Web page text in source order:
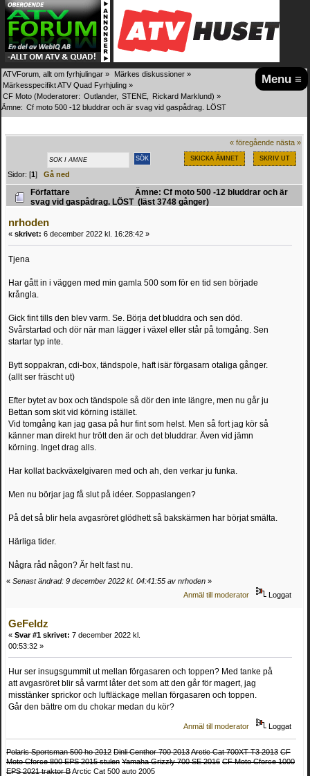
Menu ≡
ATVForum, allt om fyrhjulingar » Märkes diskussioner »
Märkesspecifikt ATV Quad Fyrhjuling »
CF Moto (Moderatorer: Outlander, STENE Rickard Marklund) »
Ämne: Cf moto 500 -12 bluddrar och är svag vid gaspådrag. LÖST
« föregående nästa »
SKICKA ÄMNET SKRIV UT
Sidor: [1]Gå ned
Författare
Ämne: Cf moto 500 -12 bluddrar och är
svag vid gaspådrag. LÖST (läst 3748 gånger)
nrhoden
« skrivet: 6 december 2022 kl. 16:28:42 »
Tjena
Har gått in i väggen med min gamla 500 som för en tid sen började
krångla.
Gick fint tills den blev varm. Se. Börja det bluddra och sen död.
Svårstartad och dör när man lägger i växel eller står på tomgång. Sen
startar typ inte.
Bytt soppakran, cdi-box, tändspole, haft isär förgasarn otaliga gånger.
(allt ser fräscht ut)
Efter bytet av box och tändspole så dör den inte längre, men nu går ju
Bettan som skit vid körning istället.
Vid tomgång kan jag gasa på hur fint som helst. Men så fort jag kör så
känner man direkt hur trött den är och det bluddrar. Även vid jämn
körning. Inget drag alls.
Har kollat backväxelgivaren med och ah, den verkar ju funka.
Men nu börjar jag få slut på idéer. Soppaslangen?
På det så blir hela avgasröret glödhett så bakskärmen har börjat smälta.
Härliga tider.
Några råd någon? Är helt fast nu.
« Senast ändrad: 9 december 2022 kl. 04:41:55 av nrhoden »
Anmäl till moderator
Loggat
GeFeldz
« Svar #1 skrivet: 7 december 2022 kl.
00:53:32 »
Hur ser insugsgummit ut mellan förgasaren och toppen? Med tanke på
att avgasröret blir så varmt låter det som att den går för magert, jag
misstänker sprickor och luftläckage mellan förgasaren och toppen.
Går den bättre om du chokar medan du kör?
Anmäl till moderator Loggat
Polaris Sportsman 500 ho 2012 Dinli Centhor 700 2013Arctic Cat 700XT T3 2013 CF
Moto Cforce 800 EPS 2015 stulen Yamaha Grizzly 700 SE 2016 CF Moto Cforce 1000
EPS 2021 traktor BArctic Cat 500 auto 2005